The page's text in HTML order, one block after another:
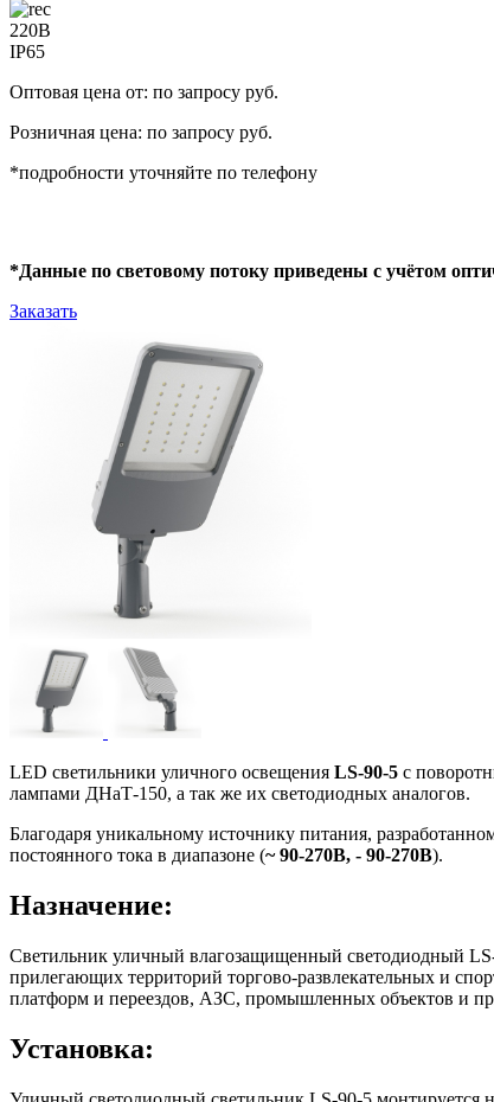
220В
IP65
Оптовая цена от: по запросу руб.
Розничная цена: по запросу руб.
*подробности уточняйте по телефону
*Данные по световому потоку приведены с учётом
Заказать
LED светильники уличного освещения LS-90-5 с
лампами ДНаТ-150, а так же их светодиодных аналогов.
Благодаря уникальному источнику питания,
постоянного тока в диапазоне (~ 90-270В, - 90-270В).
Назначение:
Светильник уличный влагозащищенный светодиодный
прилегающих территорий торгово-развлекательных и
платформ и переездов, АЗС, промышленных объектов и
Установка: